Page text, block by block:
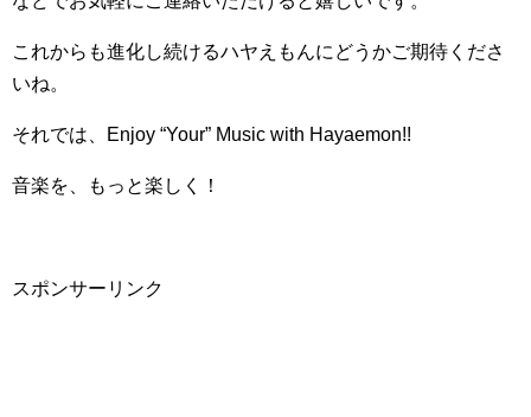
これからも進化し続けるハヤえもんにどうかご期待くださ
いね。
それでは、Enjoy “Your” Music with Hayaemon!!
音楽を、もっと楽しく！
スポンサーリンク